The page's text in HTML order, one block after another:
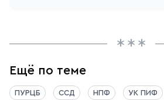
Ещё по теме
ПУРЦБ ССД НПФ УК ПИФ